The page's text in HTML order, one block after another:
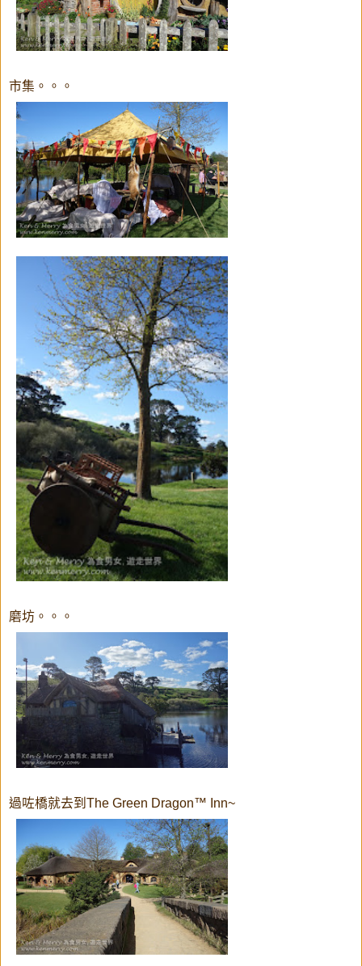
市集。。。
磨坊。。。
過咗橋就去到The Green Dragon™ Inn~